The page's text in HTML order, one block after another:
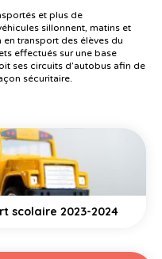
et plus de
sillonnent, matins et
transport des élèves du
effectués sur une base
ses circuits d’autobus afin de
sécuritaire.
scolaire 2023-2024